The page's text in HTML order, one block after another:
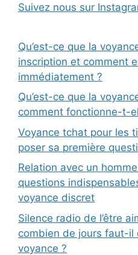
Suivez nous sur
Qu’est-ce que la
inscription et comment
immédiatement ?
Qu’est-ce que la
comment fonctionne-t-
Voyance tchat pour les
poser sa première
Relation avec un
questions
voyance discret
Silence radio de l’être
combien de jours faut-il
voyance ?